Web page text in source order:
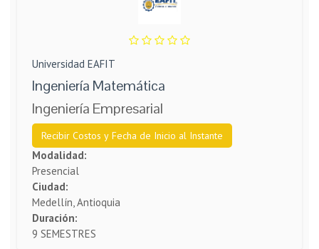
Universidad EAFIT
Ingeniería Matemática
Ingeniería Empresarial
Recibir Costos y Fecha de Inicio al Instante
Modalidad:
Presencial
Ciudad:
Medellín, Antioquia
Duración:
9 SEMESTRES